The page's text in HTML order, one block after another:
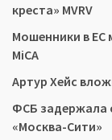
креста» MVRV
Мошенники в ЕС
MiCA
Артур Хейс
ФСБ задержала
«Москва-Сити»